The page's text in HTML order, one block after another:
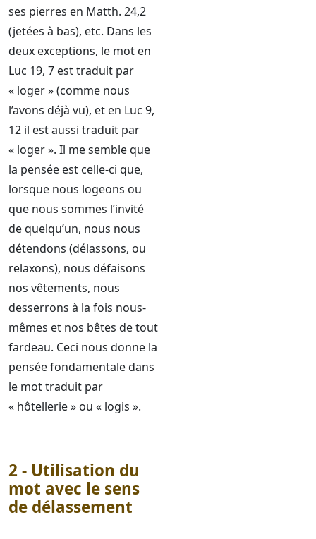
ses pierres en Matth. 24,2
(jetées à bas), etc. Dans les
deux exceptions, le mot en
Luc 19, 7 est traduit par
« loger » (comme nous
l’avons déjà vu), et en Luc 9,
12 il est aussi traduit par
« loger ». Il me semble que
la pensée est celle-ci que,
lorsque nous logeons ou
que nous sommes l’invité
de quelqu’un, nous nous
détendons (délassons, ou
relaxons), nous défaisons
nos vêtements, nous
desserrons à la fois nous-
mêmes et nos bêtes de tout
fardeau. Ceci nous donne la
pensée fondamentale dans
le mot traduit par
« hôtellerie » ou « logis ».
2 - Utilisation du
mot avec le sens
de délassement